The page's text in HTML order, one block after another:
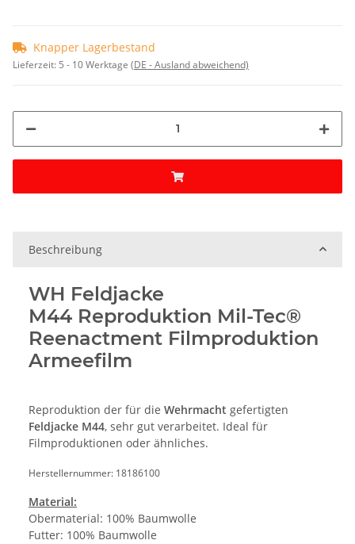
Knapper Lagerbestand
Lieferzeit: 5 - 10 Werktage (DE - Ausland abweichend)
Beschreibung
WH Feldjacke
M44 Reproduktion Mil-Tec®
Reenactment Filmproduktion
Armeefilm
Reproduktion der für die Wehrmacht gefertigten
Feldjacke M44, sehr gut verarbeitet. Ideal für
Filmproduktionen oder ähnliches.
Herstellernummer: 18186100
Material:
Obermaterial: 100% Baumwolle
Futter: 100% Baumwolle